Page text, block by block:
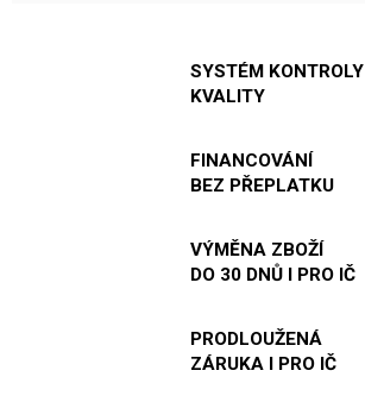
SYSTÉM KONTROLY
KVALITY
FINANCOVÁNÍ
BEZ PŘEPLATKU
VÝMĚNA ZBOŽÍ
DO 30 DNŮ I PRO IČ
PRODLOUŽENÁ
ZÁRUKA I PRO IČ